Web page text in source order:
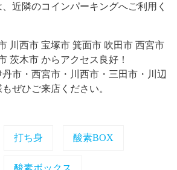
近隣のコインパーキングへご利用く
川西市 宝塚市 箕面市 吹田市 西宮市
茨木市 からアクセス良好！
市・西宮市・川西市・三田市・川辺
ぜひご来店ください。
打ち身 酸素BOX
酸素ボックス